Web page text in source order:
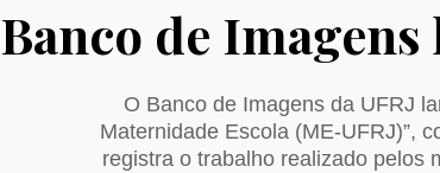
Banco de
O Banco de Imagens da UFRJ
Maternidade Escola (ME-UFRJ)”,
registra o trabalho realizado pelos